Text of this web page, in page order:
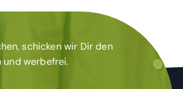
schicken wir Dir den
und werbefrei.